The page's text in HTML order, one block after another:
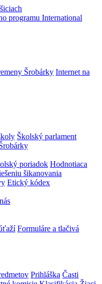
Šrobárky Internet na
Školský parlament
poriadok Hodnotiaca
šikanovania
Etický kódex
Formuláre a tlačivá
Prihláška Časti